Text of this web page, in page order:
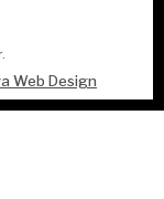
Web Design